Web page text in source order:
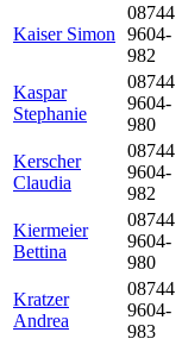
Kaiser Simon
08744
9604-
982
Kaspar
Stephanie
08744
9604-
980
Kerscher
Claudia
08744
9604-
982
Kiermeier
Bettina
08744
9604-
980
Kratzer
Andrea
08744
9604-
983